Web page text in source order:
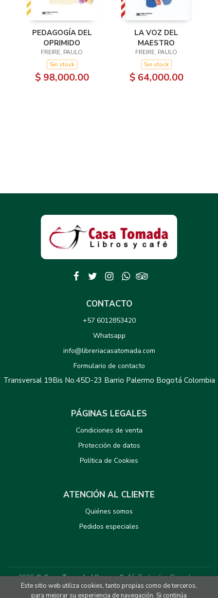
PEDAGOGÍA DEL
OPRIMIDO
FREIRE, PAULO
Sin stock
$ 98,000.00
LA VOZ DEL
MAESTRO
FREIRE, PAULO
Sin stock
$ 64,000.00
CONTACTO
+57 6012853420
Whatsapp
info@libreriacasatomada.com
Formulario de contacto
Transversal 19Bis No.45D-23 Barrio Palermo Bogotá Colombia
PÁGINAS LEGALES
Condiciones de venta
Protección de datos
Política de Cookies
ATENCIÓN AL CLIENTE
Quiénes somos
Pedidos especiales
2026 ©Casa Tomada LIbros y Café. Todos los Derechos
Reservados |Grupo Trevenque
Este sitio web utiliza cookies, tanto propias como de terceros,
para mejorar su experiencia de navegación. Si continúa